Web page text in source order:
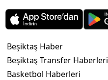
Beşiktaş Haber
Beşiktaş Transfer Haberleri
Basketbol Haberleri